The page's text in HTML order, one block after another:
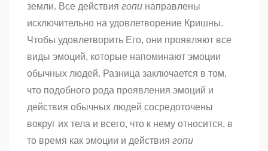
земли. Все действия гопи направлены
исключительно на удовлетворение Кришны.
Чтобы удовлетворить Его, они проявляют все
виды эмоций, которые напоминают эмоции
обычных людей. Разница заключается в том,
что подобного рода проявления эмоций и
действия обычных людей сосредоточены
вокруг их тела и всего, что к нему относится, в
то время как эмоции и действия гопи